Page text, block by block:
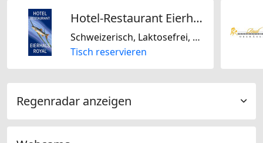
Hotel-Restaurant Eierhals Royal
Schweizerisch, Laktosefrei, Glutenfrei
Tisch reservieren
Regenradar anzeigen